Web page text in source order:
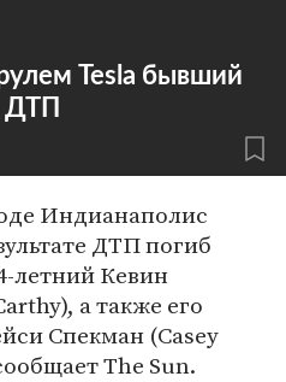
Tesla бывший
ДТП
Индианаполис
ДТП погиб
летний Кевин
а также его
Спекман (Casey
The Sun.